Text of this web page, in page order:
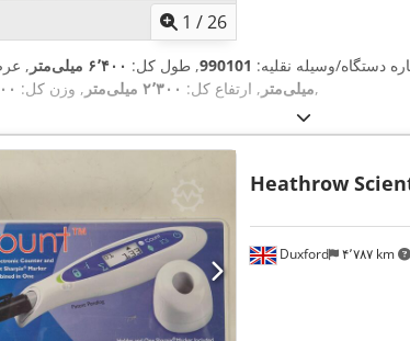
1 /26
دستگاه/وسیله نقلیه: 990101, طول کل: ۶٬۴۰۰ میلی‌متر ,
میلی‌متر , ارتفاع کل: ۲٬۳۰۰ میلی‌متر , وزن کل: ,
Duxford ۴٬۷۸۷ km
Heathrow